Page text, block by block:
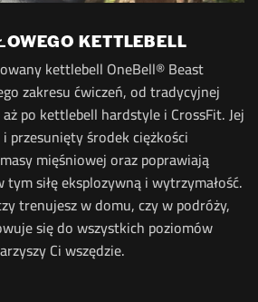
KETTLEBELL
kettlebell OneBell® Beast
zakresu ćwiczeń, od tradycyjnej
po kettlebell hardstyle i CrossFit. Jej
przesunięty środek ciężkości
mięśniowej oraz poprawiają
siłę eksplozywną i wytrzymałość.
trenujesz w domu, czy w podróży,
się do wszystkich poziomów
Ci wszędzie.